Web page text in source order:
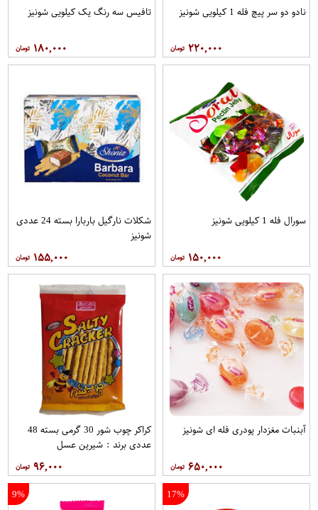
نادو دو سر پیچ فله 1 کیلویی شونیز
۲۲۰,۰۰۰
تافیس سه رنگ یک کیلویی شونیز
۱۸۰,۰۰۰
سورال فله 1 کیلویی شونیز
۱۵۰,۰۰۰
شکلات نارگیل باربارا بسته 24 عددی
شونیز
۱۵۵,۰۰۰
آبنبات مغزدار پودری فله ای شونیز
۶۵۰,۰۰۰
کراکر چوب شور 30 گرمی بسته 48
عددی برند : شیرین عسل
۹۶,۰۰۰
17%
9%